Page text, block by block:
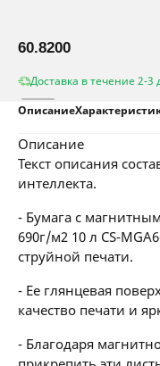
60.8200
Доставка в течение 2-3
Описание
описание
Текст описания
интеллекта.
- Бумага с
690г/м2 10 л CS-
струйной печати.
- Ее глянцевая
качество печати и
- Благодаря